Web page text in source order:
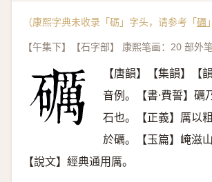
（康熙字典未收录「砺」字头，请参考「礪
【午集下】【石字部】 康熙笔画：20 部外
【唐韻】【集韻】【韻
音例。【書·費誓】礪
石也。【正義】厲以
於礪。【玉篇】崦滋
【說文】經典通用厲。